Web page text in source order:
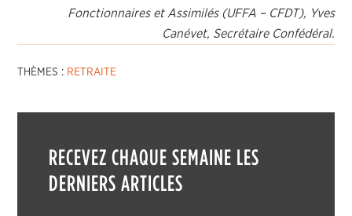
Fonctionnaires et Assimilés (UFFA – CFDT), Yves
Canévet, Secrétaire Confédéral.
THÈMES : RETRAITE
RECEVEZ CHAQUE SEMAINE LES
DERNIERS ARTICLES